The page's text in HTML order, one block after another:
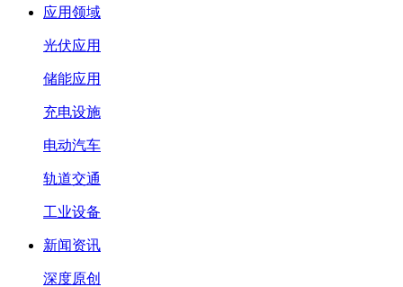
应用领域
光伏应用
储能应用
充电设施
电动汽车
轨道交通
工业设备
新闻资讯
深度原创